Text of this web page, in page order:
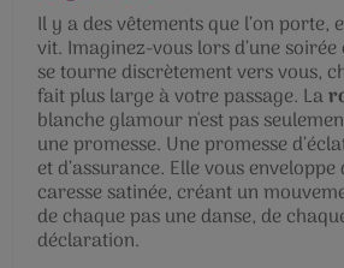
Il y a des vêtements que l’on porte,
vit. Imaginez-vous lors d’une
se tourne discrètement vers vous,
fait plus large à votre passage. La
blanche glamour n'est pas
une promesse. Une promesse
et d’assurance. Elle vous
caresse satinée, créant un
de chaque pas une danse, de
déclaration.